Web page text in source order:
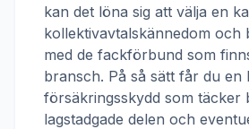
kan det löna sig att välja en
kollektivavtalskännedom och
med de fackförbund som
bransch. På så sätt får du en
försäkringsskydd som täcker
lagstadgade delen och